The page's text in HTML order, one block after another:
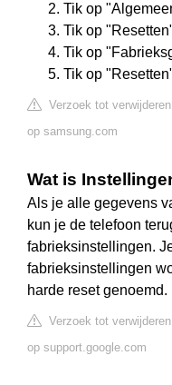
Tik op
Tik op
Tik op
Tik op
Verzoek tot
op samsung.com
Wat is
Als je alle gegevens
kun je de telefoon
fabrieksinstellingen.
fabrieksinstellingen
harde reset genoemd.
Verzoek tot
op support.google.com